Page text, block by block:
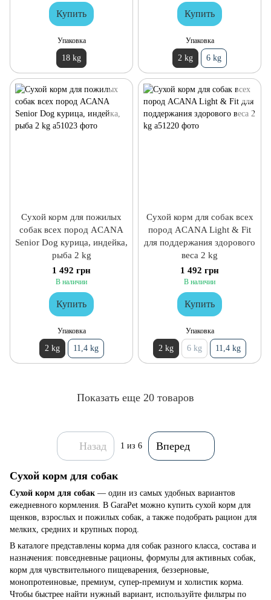
Купить
Упаковка
18 kg
Купить
Упаковка
2 kg 6 kg
Сухой корм для пожилых
собак всех пород ACANA
Senior Dog курица, индейка,
рыба 2 kg
1 492 грн
В наличии
Купить
Упаковка
2 kg 11,4 kg
Сухой корм для собак всех
пород ACANA Light & Fit
для поддержания здорового
веса 2 kg
1 492 грн
В наличии
Купить
Упаковка
2 kg 6 kg 11,4 kg
Показать еще 20 товаров
Назад 1 из 6 Вперед
Сухой корм для собак
Сухой корм для собак — один из самых удобных вариантов
ежедневного кормления. В GaraPet можно купить сухой корм для
щенков, взрослых и пожилых собак, а также подобрать рацион для
мелких, средних и крупных пород.
В каталоге представлены корма для собак разного класса, состава и
назначения: повседневные рационы, формулы для активных собак,
корм для чувствительного пищеварения, беззерновые,
монопротеиновые, премиум, супер-премиум и холистик корма.
Чтобы быстрее найти нужный вариант, используйте фильтры по